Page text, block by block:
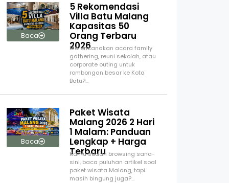
Baca
5 Rekomendasi
Villa Batu Malang
Kapasitas 50
Orang Terbaru
2026
Merencanakan acara family
gathering, reuni sekolah, atau
corporate outing untuk
rombongan besar ke Kota
Batu?…
Baca
Paket Wisata
Malang 2026 2 Hari
1 Malam: Panduan
Lengkap + Harga
Terbaru
Kamu sudah browsing sana-
sini, baca puluhan artikel soal
paket wisata Malang, tapi
masih bingung juga?…